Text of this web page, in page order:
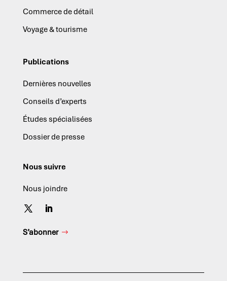
Commerce de détail
Voyage & tourisme
Publications
Dernières nouvelles
Conseils d’experts
Études spécialisées
Dossier de presse
Nous suivre
Nous joindre
S’abonner